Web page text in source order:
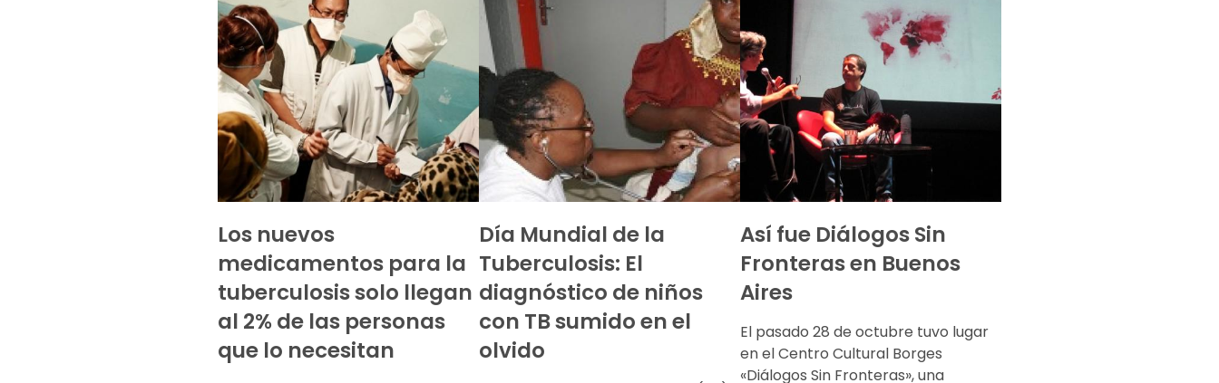
Los nuevos
medicamentos para la
tuberculosis solo llegan
al 2% de las personas
que lo necesitan
Día Mundial de la
Tuberculosis: El
diagnóstico de niños
con TB sumido en el
olvido
Así fue Diálogos Sin
Fronteras en Buenos
Aires
El pasado 28 de octubre tuvo lugar
en el Centro Cultural Borges
«Diálogos Sin Fronteras», una